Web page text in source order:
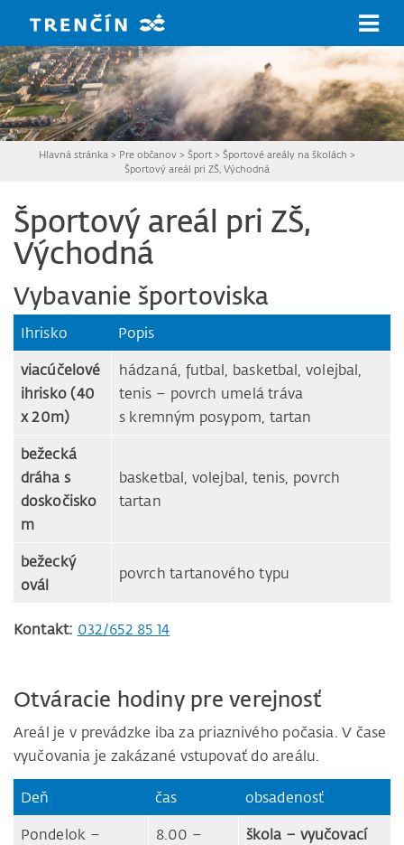
Hlavná stránka > Pre občanov> Šport> Športové areály na školách >
Športový areál pri ZŠ, Východná
Športový areál pri ZŠ,
Východná
Vybavanie športoviska
Ihrisko Popis
viacúčelové
ihrisko (40
x 20m)
hádzaná, futbal, basketbal, volejbal,
tenis – povrch umelá tráva
s kremným posypom, tartan
bežecká
dráha s
doskočisko
m
basketbal, volejbal, tenis, povrch
tartan
bežecký
ovál
povrch tartanového typu
Kontakt: 032/652 85 14
Otváracie hodiny pre verejnosť
Areál je v prevádzke iba za priaznivého počasia. V čase
vyučovania je zakázané vstupovať do areálu.
Deň čas obsadenosť
Pondelok –
8.00 –
škola – vyučovací